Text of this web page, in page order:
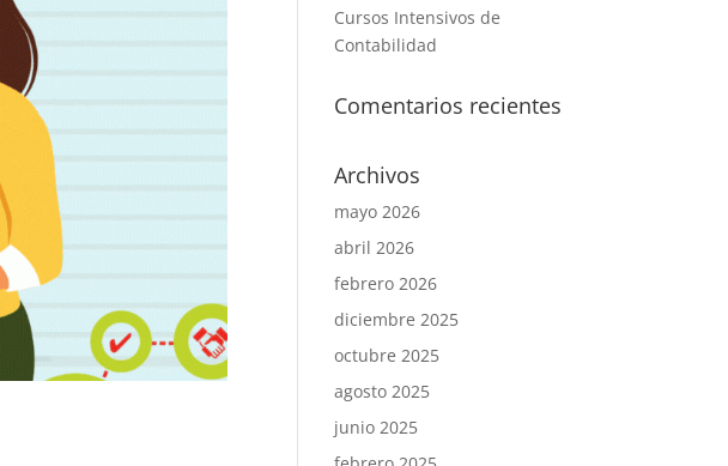
Cursos Intensivos de
Contabilidad
Comentarios recientes
Archivos
mayo 2026
abril 2026
febrero 2026
diciembre 2025
octubre 2025
agosto 2025
junio 2025